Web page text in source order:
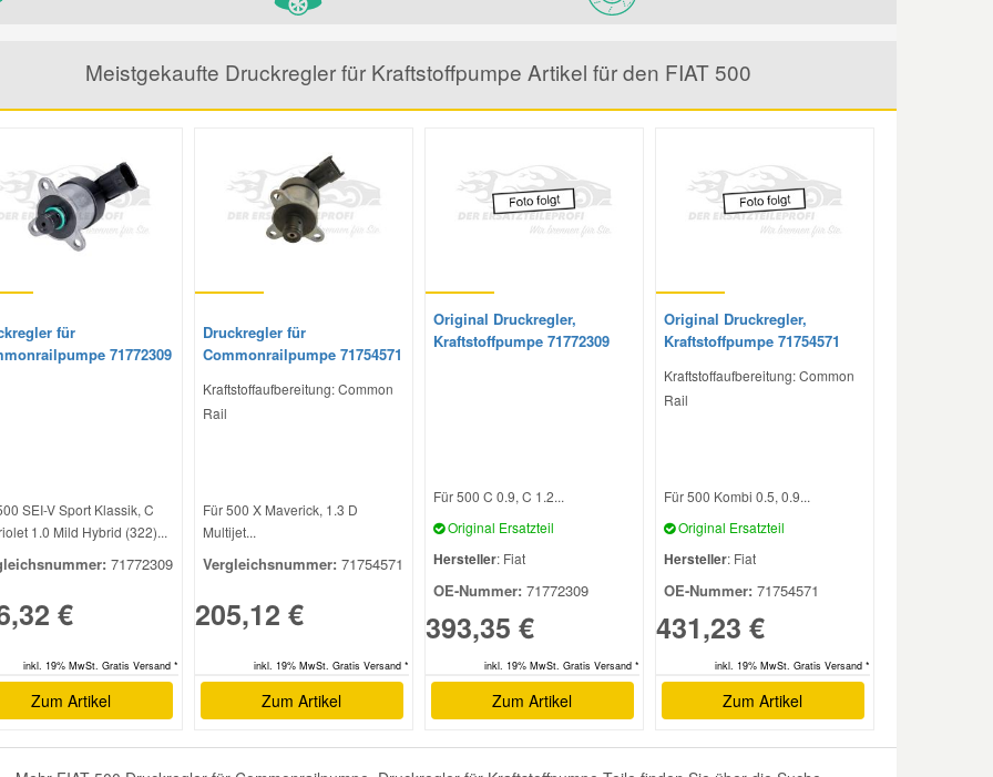
Meistgekaufte Druckregler für Kraftstoffpumpe Artikel für den FIAT 500
für
71772309
SEI-V Sport Klassik, C
1.0 Mild Hybrid (322)...
71772309
€
inkl. 19% MwSt. Gratis Versand *
Zum Artikel
Druckregler für
Commonrailpumpe 71754571
Kraftstoffaufbereitung: Common
Rail
Für 500 X Maverick, 1.3 D
Multijet...
Vergleichsnummer: 71754571
205,12 €
inkl. 19% MwSt. Gratis Versand *
Zum Artikel
Original Druckregler,
Kraftstoffpumpe 71772309
Für 500 C 0.9, C 1.2...
Original Ersatzteil
Hersteller: Fiat
OE-Nummer: 71772309
393,35 €
inkl. 19% MwSt. Gratis Versand *
Zum Artikel
Original Druckregler,
Kraftstoffpumpe 71754571
Kraftstoffaufbereitung: Common
Rail
Für 500 Kombi 0.5, 0.9...
Original Ersatzteil
Hersteller: Fiat
OE-Nummer: 71754571
431,23 €
inkl. 19% MwSt. Gratis Versand *
Zum Artikel